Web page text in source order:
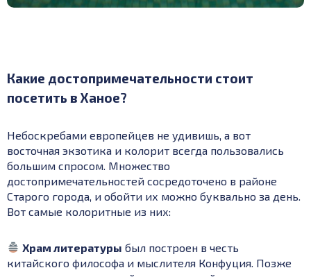
Какие достопримечательности стоит
посетить в Ханое?
Небоскребами европейцев не удивишь, а вот
восточная экзотика и колорит всегда пользовались
большим спросом. Множество
достопримечательностей сосредоточено в районе
Старого города, и обойти их можно буквально за день.
Вот самые колоритные из них:
Храм литературы был построен в честь
китайского философа и мыслителя Конфуция. Позже